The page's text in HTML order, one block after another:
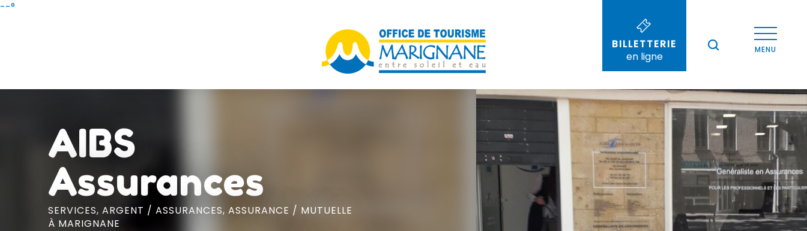
Aller
--°
BILLETTERIE
en ligne
MENU
--°
AIBS
Assurances
SERVICES, ARGENT / ASSURANCES, ASSURANCE / MUTUELLE
À MARIGNANE